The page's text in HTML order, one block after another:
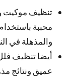
تنظيف موكيت
محببة
والمذهلة في
أيضا تنظيف
عميق ونتائج